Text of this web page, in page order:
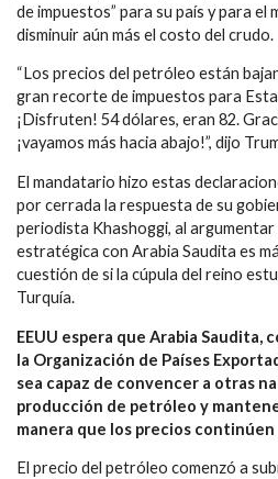
de impuestos” para su país y para el
disminuir aún más el costo del crudo.
“Los precios del petróleo están
gran recorte de impuestos para
¡Disfruten! 54 dólares, eran 82.
¡vayamos más hacia abajo!”, dijo
El mandatario hizo estas
por cerrada la respuesta de su
periodista Khashoggi, al
estratégica con Arabia Saudita es
cuestión de si la cúpula del reino
Turquía.
EEUU espera que Arabia Saudita,
la Organización de Países
sea capaz de convencer a otras
producción de petróleo y
manera que los precios
El precio del petróleo comenzó a